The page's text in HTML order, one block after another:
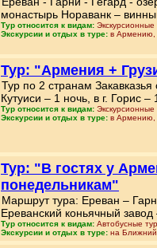
монастырь Нораванк –
Тур относится к видам: Экскурсионные
Экскурсии и отдых в туре: в Армению,
Тур: "Армения +
Тур по 2 странам
Кутуиси – 1 ночь, в г. Горис
Тур относится к видам: Экскурсионные
Экскурсии и отдых в туре: в Армению,
Тур: "В гостях у
понедельникам"
Маршрут тура: Ереван –
Ереванский коньячный
Тур относится к видам: Автобусные
Экскурсии и отдых в туре: на